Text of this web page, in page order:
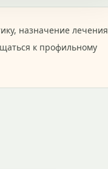
назначение лечения
к профильному